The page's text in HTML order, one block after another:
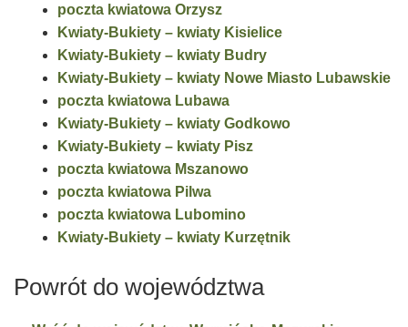
poczta kwiatowa Orzysz
Kwiaty-Bukiety – kwiaty Kisielice
Kwiaty-Bukiety – kwiaty Budry
Kwiaty-Bukiety – kwiaty Nowe Miasto Lubawskie
poczta kwiatowa Lubawa
Kwiaty-Bukiety – kwiaty Godkowo
Kwiaty-Bukiety – kwiaty Pisz
poczta kwiatowa Mszanowo
poczta kwiatowa Pilwa
poczta kwiatowa Lubomino
Kwiaty-Bukiety – kwiaty Kurzętnik
Powrót do województwa